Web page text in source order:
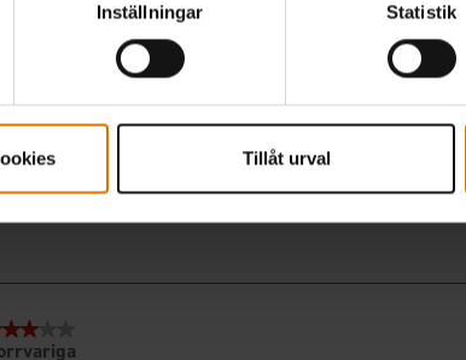
Inställningar Statistik
Tillåt urval